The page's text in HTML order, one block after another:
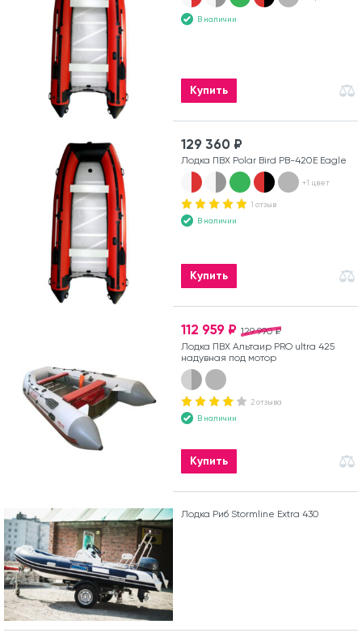
В наличии
Купить
129 360 ₽
Лодка ПВХ Polar Bird PB-420E Eagle
+1 цвет
1 отзыв
В наличии
Купить
129 990 ₽
112 959 ₽
Лодка ПВХ Альтаир PRO ultra 425
надувная под мотор
2 отзыва
В наличии
Купить
Лодка Риб Stormline Extra 430